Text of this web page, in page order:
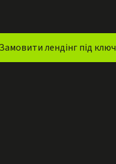
Замовити лендінг під ключ